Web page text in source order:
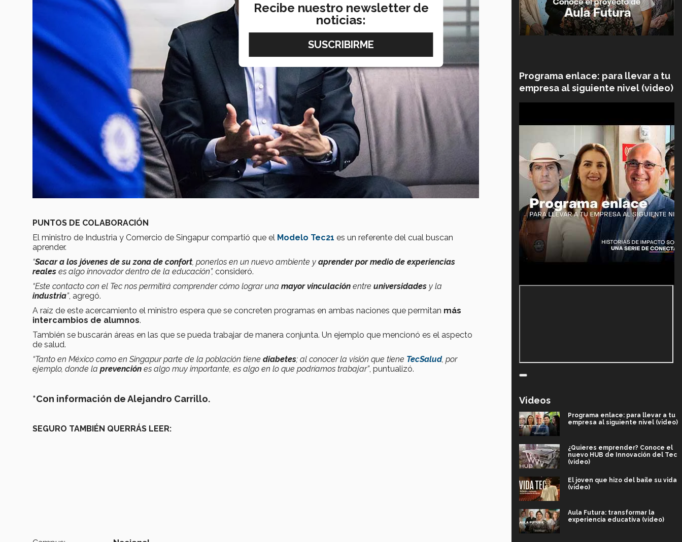
PUNTOS DE COLABORACIÓN
El ministro de Industria y Comercio de Singapur compartió que el Modelo Tec21 es un referente del cual buscan
aprender.
“Sacar a los jóvenes de su zona de confort, ponerlos en un nuevo ambiente y aprender por medio de experiencias
reales es algo innovador dentro de la educación”, consideró.
“Este contacto con el Tec nos permitirá comprender cómo lograr una mayor vinculación entre universidades y la
industria”, agregó.
A raíz de este acercamiento el ministro espera que se concreten programas en ambas naciones que permitan más
intercambios de alumnos.
También se buscarán áreas en las que se pueda trabajar de manera conjunta. Un ejemplo que mencionó es el aspecto
de salud.
“Tanto en México como en Singapur parte de la población tiene diabetes; al conocer la visión que tiene TecSalud, por
ejemplo, donde la prevención es algo muy importante, es algo en lo que podríamos trabajar”, puntualizó.
*Con información de Alejandro Carrillo.
SEGURO TAMBIÉN QUERRÁS LEER:
Programa enlace: para llevar a tu
empresa al siguiente nivel (video)
Videos
Programa enlace: para llevar a tu
empresa al siguiente nivel (video)
¿Quieres emprender? Conoce el
nuevo HUB de Innovación del Tec
(video)
El joven que hizo del baile su vida
(video)
Aula Futura: transformar la
experiencia educativa (video)
Recibe nuestro newsletter de
noticias: